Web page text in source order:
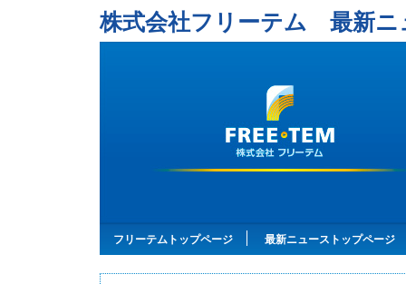
株式会社フリーテム 最新ニ
フリーテムトップページ 最新ニューストップページ